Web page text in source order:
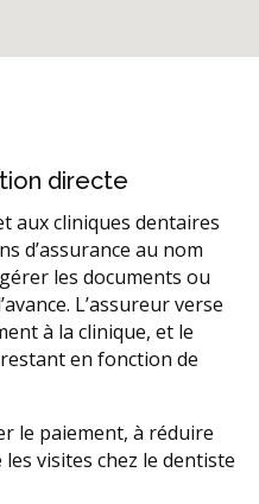
directe
aux cliniques dentaires
d’assurance au nom
les documents ou
L’assureur verse
à la clinique, et le
en fonction de
le paiement, à réduire
visites chez le dentiste